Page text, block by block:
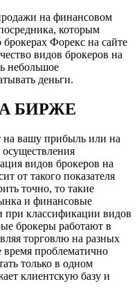
на финансовом
которым
Форекс на сайте
видов брокеров на
небольшое
деньги.
БИРЖЕ
на вашу прибыль или на
видов брокеров на
от такого показателя
точно, то такие
и финансовые
классификации видов
брокеры работают в
торговлю на разных
проблематично
только в одном
клиентскую базу и